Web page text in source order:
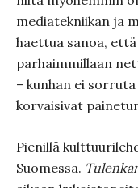
mediatekniikan ja
haettua sanoa,
parhaimmillaan
– kunhan ei
korvaisivat
Pienillä
Suomessa.